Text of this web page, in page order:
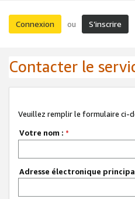
Connexion ou S’inscrire
Contacter le
Veuillez remplir le formulaire ci-
Votre nom : *
Adresse électronique